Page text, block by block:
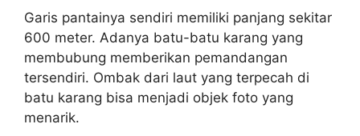
Garis pantainya sendiri memiliki panjang sekitar
600 meter. Adanya batu-batu karang yang
membubung memberikan pemandangan
tersendiri. Ombak dari laut yang terpecah di
batu karang bisa menjadi objek foto yang
menarik.